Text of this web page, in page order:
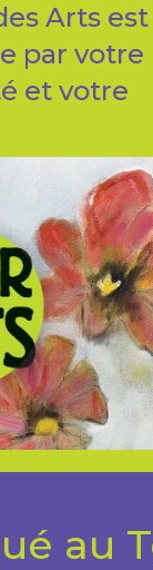
Arts est
par votre
et votre
au